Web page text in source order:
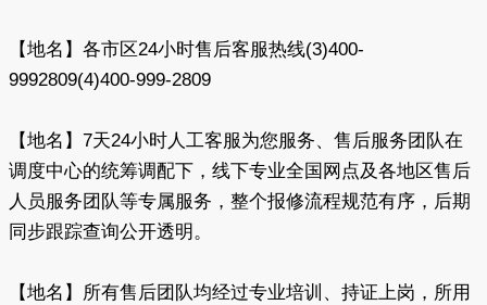
【地名】各市区24小时售后客服热线(3)400-
9992809(4)400-999-2809
【地名】7天24小时人工客服为您服务、售后服务团队在
调度中心的统筹调配下，线下专业全国网点及各地区售后
人员服务团队等专属服务，整个报修流程规范有序，后期
同步跟踪查询公开透明。
【地名】所有售后团队均经过专业培训、持证上岗，所用